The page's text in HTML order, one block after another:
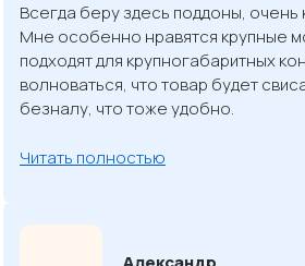
Всегда беру здесь поддоны, очень
Мне особенно нравятся крупные
подходят для крупногабаритных
волноваться, что товар будет
безналу, что тоже удобно.
Читать полностью